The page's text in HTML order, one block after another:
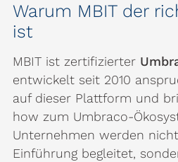
Warum MBIT der
ist
MBIT ist zertifizierter
entwickelt seit 2010
auf dieser Plattform und
how zum Umbraco-
Unternehmen werden
Einführung begleitet,